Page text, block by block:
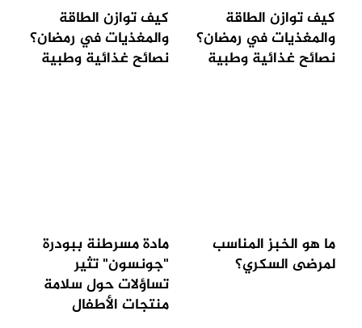
كيف توازن الطاقة
والمغذيات في رمضان؟
نصائح غذائية وطبية
كيف توازن الطاقة
والمغذيات في رمضان؟
نصائح غذائية وطبية
ما هو الخبز المناسب
لمرضى السكري؟
مادة مسرطنة ببودرة
"جونسون" تثير
تساؤلات حول سلامة
منتجات الأطفال